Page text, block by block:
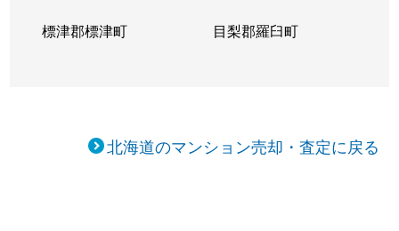
標津郡標津町 目梨郡羅臼町
北海道のマンション売却・査定に戻る